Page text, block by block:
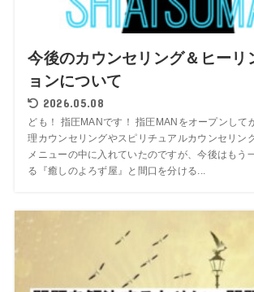
今後のカウンセリング＆ヒーリ
ョンについて
2026.05.08
ども！ 指圧MANです！ 指圧MANをオープンして
理カウンセリングやスピリチュアルカウンセリン
メニューの中に入れていたのですが、今後はもう
る『癒しのよろず屋』と間口を分ける...